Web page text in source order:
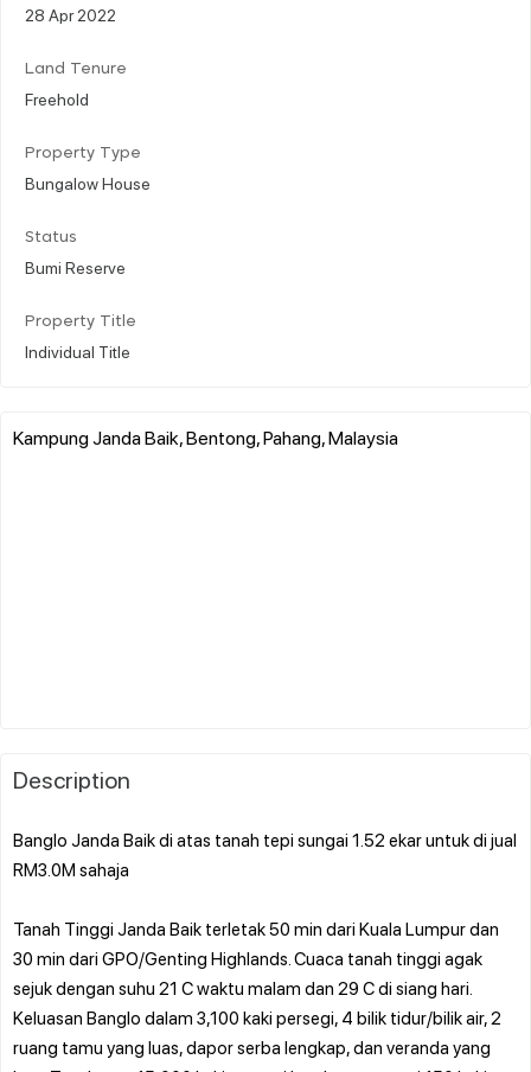
28 Apr 2022
Land Tenure
Freehold
Property Type
Bungalow House
Status
Bumi Reserve
Property Title
Individual Title
Kampung Janda Baik, Bentong, Pahang, Malaysia
Description
Banglo Janda Baik di atas tanah tepi sungai 1.52 ekar untuk di jual
RM3.0M sahaja
Tanah Tinggi Janda Baik terletak 50 min dari Kuala Lumpur dan
30 min dari GPO/Genting Highlands. Cuaca tanah tinggi agak
sejuk dengan suhu 21 C waktu malam dan 29 C di siang hari.
Keluasan Banglo dalam 3,100 kaki persegi, 4 bilik tidur/bilik air, 2
ruang tamu yang luas, dapor serba lengkap, dan veranda yang